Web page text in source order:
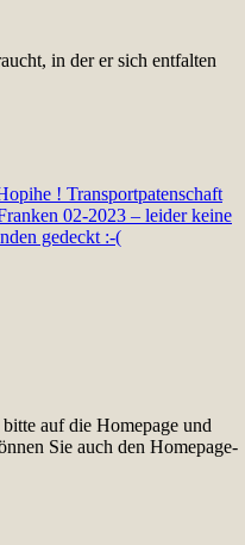
in der er sich entfalten
! Transportpatenschaft
02-2023 – leider keine
gedeckt :-(
auf die Homepage und
Sie auch den Homepage-